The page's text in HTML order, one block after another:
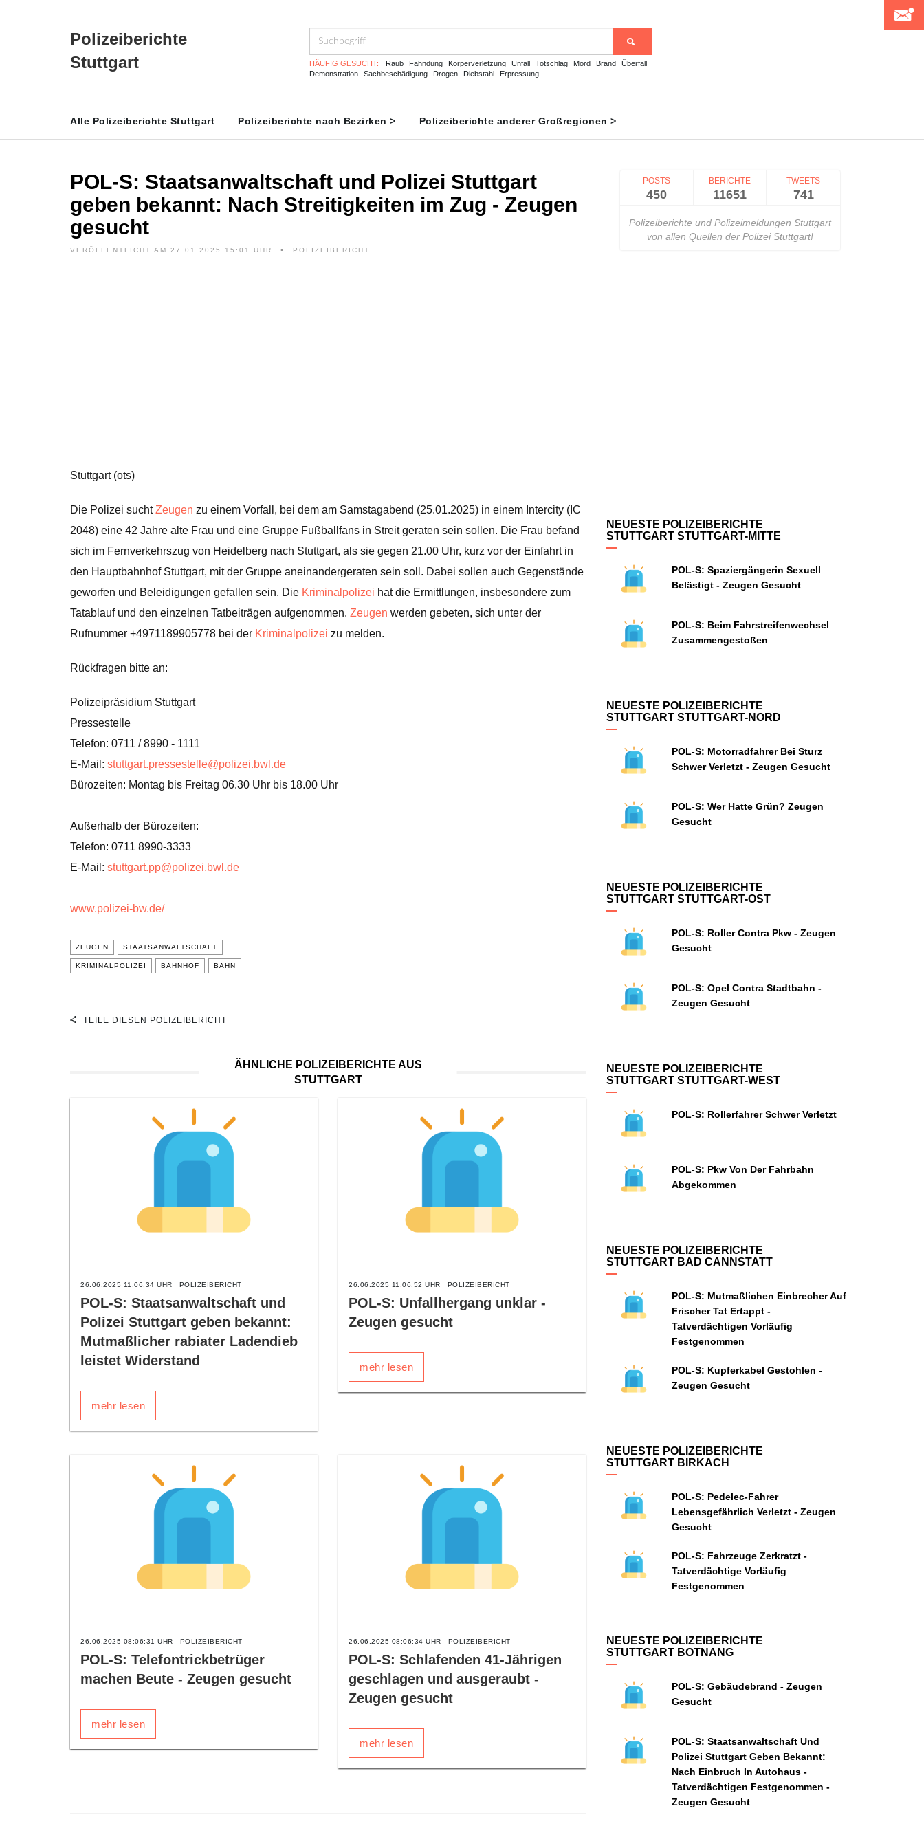
Polizeiberichte
Stuttgart
HÄUFIG GESUCHT: Raub Fahndung Körperverletzung Unfall Totschlag Mord Brand
Überfall
Demonstration
Sachbeschädigung Drogen Diebstahl Erpressung
Alle Polizeiberichte Stuttgart Polizeiberichte nach Bezirken > Polizeiberichte anderer Großregionen >
POL-S: Staatsanwaltschaft und Polizei Stuttgart
geben bekannt: Nach Streitigkeiten im Zug - Zeugen
gesucht
VERÖFFENTLICHT AM 27.01.2025 15:01 UHR POLIZEIBERICHT
Stuttgart (ots)
Die Polizei suchtZeugen zu einem Vorfall, bei dem am Samstagabend (25.01.2025) in einem Intercity (IC
2048) eine 42 Jahre alte Frau und eine Gruppe Fußballfans in Streit geraten sein sollen. Die Frau befand
sich im Fernverkehrszug von Heidelberg nach Stuttgart, als sie gegen 21.00 Uhr, kurz vor der Einfahrt in
den Hauptbahnhof Stuttgart, mit der Gruppe aneinandergeraten sein soll. Dabei sollen auch Gegenstände
geworfen und Beleidigungen gefallen sein. Die Kriminalpolizei hat die Ermittlungen, insbesondere zum
Tatablauf und den einzelnen Tatbeiträgen aufgenommen. Zeugen werden gebeten, sich unter der
Rufnummer +4971189905778 bei der Kriminalpolizei zu melden.
Rückfragen bitte an:
Polizeipräsidium Stuttgart
Pressestelle
Telefon: 0711 / 8990 - 1111
E-Mail: stuttgart.pressestelle@polizei.bwl.de
Bürozeiten: Montag bis Freitag 06.30 Uhr bis 18.00 Uhr
Außerhalb der Bürozeiten:
Telefon: 0711 8990-3333
E-Mail: stuttgart.pp@polizei.bwl.de
www.polizei-bw.de/
ZEUGEN STAATSANWALTSCHAFT
KRIMINALPOLIZEI BAHNHOF BAHN
TEILE DIESEN POLIZEIBERICHT
ÄHNLICHE POLIZEIBERICHTE AUS
STUTTGART
26.06.2025 11:06:34 UHR POLIZEIBERICHT
POL-S: Staatsanwaltschaft und
Polizei Stuttgart geben bekannt:
Mutmaßlicher rabiater Ladendieb
leistet Widerstand
mehr lesen
26.06.2025 11:06:52 UHR POLIZEIBERICHT
POL-S: Unfallhergang unklar -
Zeugen gesucht
mehr lesen
26.06.2025 08:06:31 UHR POLIZEIBERICHT
POL-S: Telefontrickbetrüger
machen Beute - Zeugen gesucht
mehr lesen
26.06.2025 08:06:34 UHR POLIZEIBERICHT
POL-S: Schlafenden 41-Jährigen
geschlagen und ausgeraubt -
Zeugen gesucht
mehr lesen
POSTS
450
BERICHTE
11651
TWEETS
741
Polizeiberichte und Polizeimeldungen Stuttgart
von allen Quellen der Polizei Stuttgart!
NEUESTE POLIZEIBERICHTE
STUTTGART STUTTGART-MITTE
POL-S: Spaziergängerin Sexuell
Belästigt - Zeugen Gesucht
POL-S: Beim Fahrstreifenwechsel
Zusammengestoßen
NEUESTE POLIZEIBERICHTE
STUTTGART STUTTGART-NORD
POL-S: Motorradfahrer Bei Sturz
Schwer Verletzt - Zeugen Gesucht
POL-S: Wer Hatte Grün? Zeugen
Gesucht
NEUESTE POLIZEIBERICHTE
STUTTGART STUTTGART-OST
POL-S: Roller Contra Pkw - Zeugen
Gesucht
POL-S: Opel Contra Stadtbahn -
Zeugen Gesucht
NEUESTE POLIZEIBERICHTE
STUTTGART STUTTGART-WEST
POL-S: Rollerfahrer Schwer Verletzt
POL-S: Pkw Von Der Fahrbahn
Abgekommen
NEUESTE POLIZEIBERICHTE
STUTTGART BAD CANNSTATT
POL-S: Mutmaßlichen Einbrecher Auf
Frischer Tat Ertappt -
Tatverdächtigen Vorläufig
Festgenommen
POL-S: Kupferkabel Gestohlen -
Zeugen Gesucht
NEUESTE POLIZEIBERICHTE
STUTTGART BIRKACH
POL-S: Pedelec-Fahrer
Lebensgefährlich Verletzt - Zeugen
Gesucht
POL-S: Fahrzeuge Zerkratzt -
Tatverdächtige Vorläufig
Festgenommen
NEUESTE POLIZEIBERICHTE
STUTTGART BOTNANG
POL-S: Gebäudebrand - Zeugen
Gesucht
POL-S: Staatsanwaltschaft Und
Polizei Stuttgart Geben Bekannt:
Nach Einbruch In Autohaus -
Tatverdächtigen Festgenommen -
Zeugen Gesucht